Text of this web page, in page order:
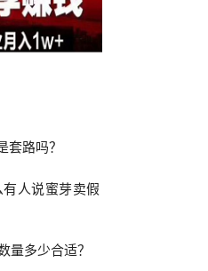
套路吗？
人说蜜芽卖假
量多少合适？